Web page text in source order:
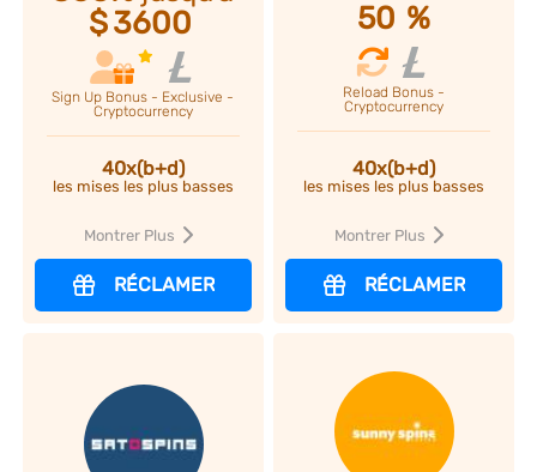
$3600
Sign Up Bonus - Exclusive -
Cryptocurrency
40x(b+d)
les mises les plus basses
Montrer Plus
RÉCLAMER
50 %
Reload Bonus -
Cryptocurrency
40x(b+d)
les mises les plus basses
Montrer Plus
RÉCLAMER